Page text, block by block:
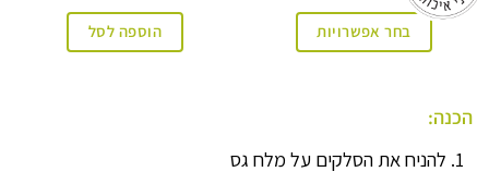
עד
⁦₪926⁩בחר אפשרויות
מספר
הוספה לסל
הכנה:
להניח את הסלקים על מלח גס